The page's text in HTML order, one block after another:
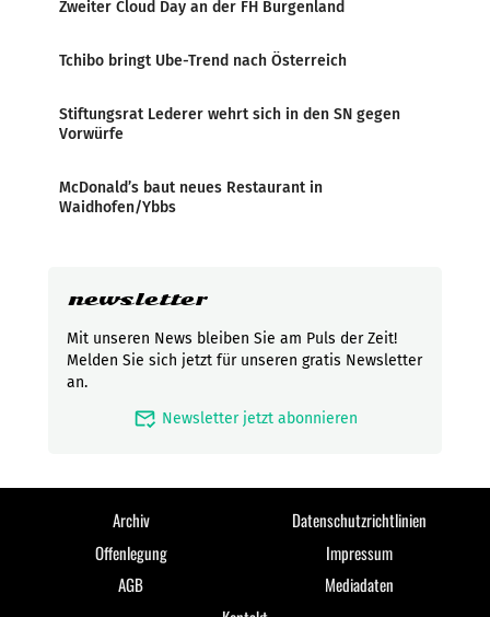
Zweiter Cloud Day an der FH Burgenland
Tchibo bringt Ube-Trend nach Österreich
Stiftungsrat Lederer wehrt sich in den SN gegen
Vorwürfe
McDonald’s baut neues Restaurant in
Waidhofen/Ybbs
newsletter
Mit unseren News bleiben Sie am Puls der Zeit!
Melden Sie sich jetzt für unseren gratis Newsletter
an.
mark_email_read Newsletter jetzt abonnieren
Archiv
Datenschutzrichtlinien
Offenlegung
Impressum
AGB
Mediadaten